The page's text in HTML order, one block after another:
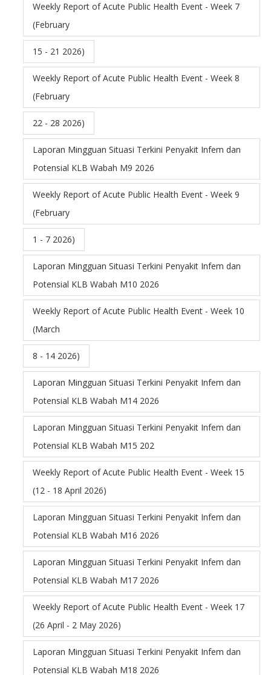
Weekly Report of Acute Public Health Event - Week 7
(February
15 - 21 2026)
Weekly Report of Acute Public Health Event - Week 8
(February
22 - 28 2026)
Laporan Mingguan Situasi Terkini Penyakit Infem dan
Potensial KLB Wabah M9 2026
Weekly Report of Acute Public Health Event - Week 9
(February
1 - 7 2026)
Laporan Mingguan Situasi Terkini Penyakit Infem dan
Potensial KLB Wabah M10 2026
Weekly Report of Acute Public Health Event - Week 10
(March
8 - 14 2026)
Laporan Mingguan Situasi Terkini Penyakit Infem dan
Potensial KLB Wabah M14 2026
Laporan Mingguan Situasi Terkini Penyakit Infem dan
Potensial KLB Wabah M15 202
Weekly Report of Acute Public Health Event - Week 15
(12 - 18 April 2026)
Laporan Mingguan Situasi Terkini Penyakit Infem dan
Potensial KLB Wabah M16 2026
Laporan Mingguan Situasi Terkini Penyakit Infem dan
Potensial KLB Wabah M17 2026
Weekly Report of Acute Public Health Event - Week 17
(26 April - 2 May 2026)
Laporan Mingguan Situasi Terkini Penyakit Infem dan
Potensial KLB Wabah M18 2026